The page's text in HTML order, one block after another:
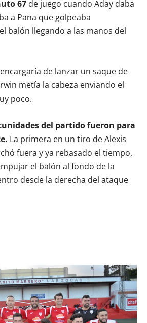
67 de juego cuando Aday daba
a Pana que golpeaba
balón llegando a las manos del
de lanzar un saque de
metía la cabeza enviando el
poco.
del partido fueron para
La primera en un tiro de Alexis
fuera y ya rebasado el tiempo,
el balón al fondo de la
desde la derecha del ataque